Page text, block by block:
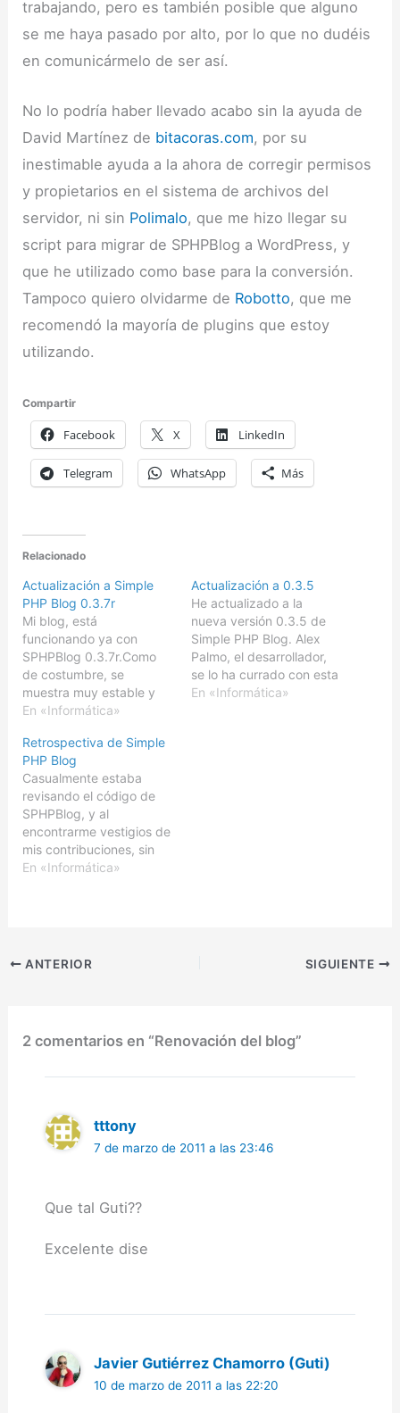
trabajando, pero es también posible que alguno
se me haya pasado por alto, por lo que no dudéis
en comunicármelo de ser así.
No lo podría haber llevado acabo sin la ayuda de
David Martínez de bitacoras.com, por su
inestimable ayuda a la ahora de corregir permisos
y propietarios en el sistema de archivos del
servidor, ni sin Polimalo, que me hizo llegar su
script para migrar de SPHPBlog a WordPress, y
que he utilizado como base para la conversión.
Tampoco quiero olvidarme de Robotto, que me
recomendó la mayoría de plugins que estoy
utilizando.
Compartir
Facebook X LinkedIn
Telegram WhatsApp Más
Relacionado
Actualización a Simple
PHP Blog 0.3.7r
Mi blog, está
funcionando ya con
SPHPBlog 0.3.7r.Como
de costumbre, se
muestra muy estable y
rápida.He añadido
esta nueva base de
código, que serán
incluídas en la versión
0.3.8 final.Si no se
detecta ningún problema
grave, y todo va bien,
esta nueva versión
aparecerá en menos de…
En «Informática»
Actualización a 0.3.5
He actualizado a la
nueva versión 0.3.5 de
Simple PHP Blog. Alex
Palmo, el desarrollador,
se lo ha currado con esta
nueva versión,
En «Informática»
Retrospectiva de Simple
PHP Blog
Casualmente estaba
revisando el código de
SPHPBlog, y al
encontrarme vestigios de
mis contribuciones, sin
apenas ningún cambio,
2004, que encontré el
En «Informática»
ANTERIOR SIGUIENTE
2 comentarios en “Renovación del blog”
tttony
7 de marzo de 2011 a las 23:46
Que tal Guti??
Excelente dise
Javier Gutiérrez Chamorro (Guti)
10 de marzo de 2011 a las 22:20